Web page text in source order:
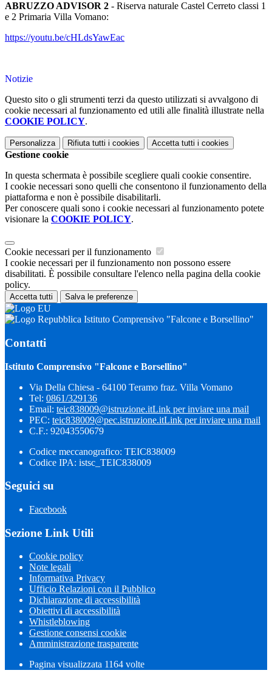
ABRUZZO ADVISOR 2 - Riserva naturale Castel Cerreto classi 1
e 2 Primaria Villa Vomano:
https://youtu.be/cHLdsYawEac
Notizie
Questo sito o gli strumenti terzi da questo utilizzati si avvalgono di
cookie necessari al funzionamento ed utili alle finalità illustrate nella
COOKIE POLICY.
Personalizza Rifiuta tutti i cookies Accetta tutti i cookies
Gestione cookie
In questa schermata è possibile scegliere quali cookie consentire.
I cookie necessari sono quelli che consentono il funzionamento della
piattaforma e non è possibile disabilitarli.
Per conoscere quali sono i cookie necessari al funzionamento potete
visionare la COOKIE POLICY.
Cookie necessari per il funzionamento
I cookie necessari per il funzionamento non possono essere
disabilitati. È possibile consultare l'elenco nella pagina della cookie
policy.
Accetta tutti Salva le preferenze
Istituto Comprensivo "Falcone e Borsellino"
Contatti
Istituto Comprensivo "Falcone e Borsellino"
Via Della Chiesa - 64100 Teramo fraz. Villa Vomano
Tel: 0861/329136
Email: teic838009@istruzione.itLink per inviare una mail
PEC: teic838009@pec.​istruzione.itLink per inviare una mail
C.F.: 92043550679
Codice meccanografico: TEIC838009
Codice IPA: istsc_TEIC838009
Seguici su
Facebook
Sezione Link Utili
Cookie policy
Note legali
Informativa Privacy
Ufficio Relazioni con il Pubblico
Dichiarazione di accessibilità
Obiettivi di accessibilità
Whistleblowing
Gestione consensi cookie
Amministrazione trasparente
Pagina visualizzata 1164 volte